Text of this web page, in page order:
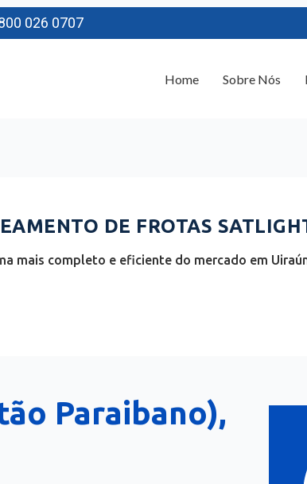
026 0707
DE FROTAS
mais completo e eficiente do mercado em
Paraibano),